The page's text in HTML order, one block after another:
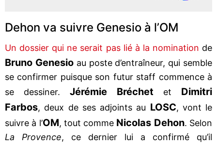
Dehon va suivre Genesio à l’OM
Un dossier qui ne serait pas lié à la nomination de
Bruno Genesioau poste d’entraîneur, qui semble
se confirmer puisque son futur staff commence à
se dessiner.
Jérémie Bréchet et Dimitri
Farbos, deux de ses adjoints au LOSC, vont le
suivre à l’OM, tout comme Nicolas Dehon. Selon
La Provence, ce dernier lui a confirmé qu’il